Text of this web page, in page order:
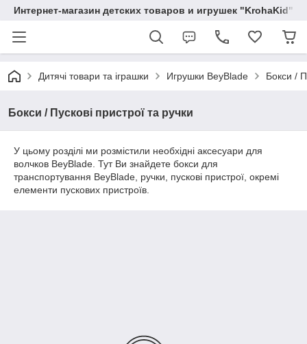
Интернет-магазин детских товаров и игрушек "KrohaKid"
Дитячі товари та іграшки Игрушки BeyBlade Бокси /
Бокси / Пускові пристрої та ручки
У цьому розділі ми розмістили необхідні аксесуари для
волчков BeyBlade. Тут Ви знайдете бокси для
транспортування BeyBlade, ручки, пускові пристрої, окремі
елементи пускових пристроїв.